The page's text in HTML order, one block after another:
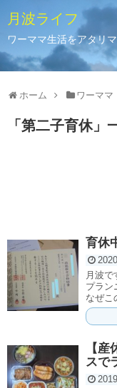
月波ライフ
ワーママ生活をアタリ
ホーム ワーママ
「 第二子育休」
育休
月波で
プラン
なぜこ
【
スで